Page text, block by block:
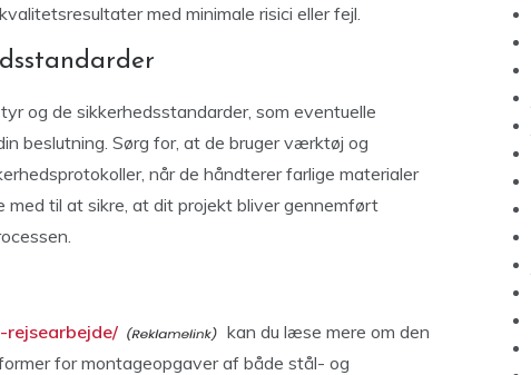
med minimale risici eller fejl.
og de sikkerhedsstandarder, som eventuelle
beslutning. Sørg for, at de bruger værktøj og
når de håndterer farlige materialer
til at sikre, at dit projekt bliver gennemført
rejsearbejde/
kan du læse mere om den
for montageopgaver af både stål- og